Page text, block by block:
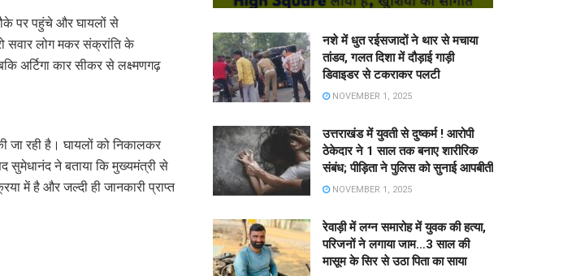
पर पहुंचे और घायलों से
सवार लोग मकर संक्रांति के
अर्टिगा कार सीकर से लक्ष्मणगढ़
जा रही है। घायलों को निकालकर
सुमेधानंद ने बताया कि मुख्यमंत्री से
में है और जल्दी ही जानकारी प्राप्त
नशे में धुत रईसजादों ने थार से मचाया
तांडव, गलत दिशा में दौड़ाई गाड़ी
डिवाइडर से टकराकर पलटी
NOVEMBER 1, 2025
उत्तराखंड में युवती से दुष्कर्म ! आरोपी
ठेकेदार ने 1 साल तक बनाए शारीरिक
संबंध; पीड़िता ने पुलिस को सुनाई आपबीती
NOVEMBER 1, 2025
रेवाड़ी में लग्न समारोह में युवक की हत्या,
परिजनों ने लगाया जाम…3 साल की
मासूम के सिर से उठा पिता का साया